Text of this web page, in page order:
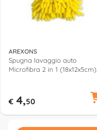
AREXONS
Spugna lavaggio auto
Microfibra 2 in 1 (18x12x5cm)
€ 4,50